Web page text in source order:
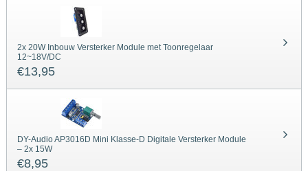
2x 20W Inbouw Versterker Module met Toonregelaar
12~18V/DC
€13,95
DY-Audio AP3016D Mini Klasse-D Digitale Versterker Module
– 2x 15W
€8,95